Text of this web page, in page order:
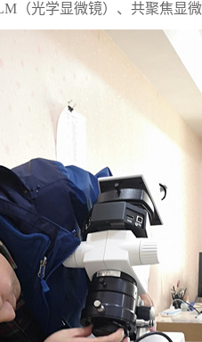
（光学显微镜）、共聚焦显